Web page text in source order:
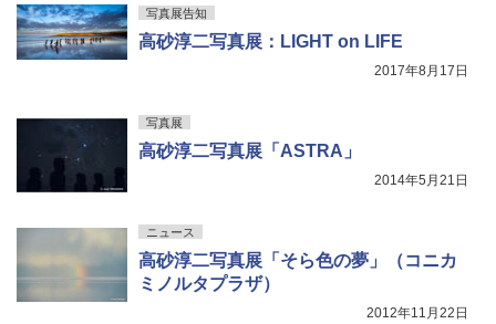
写真展告知
高砂淳二写真展：LIGHT on LIFE
2017年8月17日
写真展
高砂淳二写真展「ASTRA」
2014年5月21日
ニュース
高砂淳二写真展「そら色の夢」（コニカ
ミノルタプラザ）
2012年11月22日